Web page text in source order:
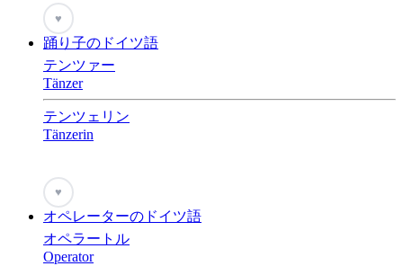
♥
踊り子のドイツ語
テンツァー
Tänzer
テンツェリン
Tänzerin
♥
オペレーターのドイツ語
オペラートル
Operator